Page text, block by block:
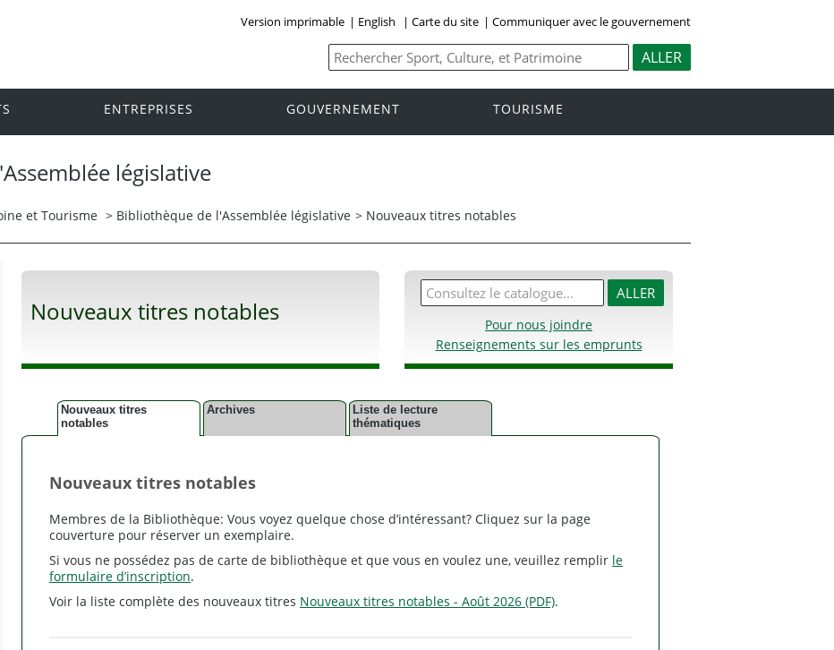
Version imprimable | English | Carte du site | Communiquer avec le gouvernement
ENTREPRISES GOUVERNEMENT TOURISME
législative
et Tourisme > Bibliothèque de l'Assemblée législative > Nouveaux titres notables
Nouveaux titres notables
Pour nous joindre
Renseignements sur les emprunts
Nouveaux titres
notables
Archives
Liste de lecture
thématiques
Nouveaux titres notables
Membres de la Bibliothèque: Vous voyez quelque chose d’intéressant? Cliquez sur la page
couverture pour réserver un exemplaire.
Si vous ne possédez pas de carte de bibliothèque et que vous en voulez une, veuillez remplir le
formulaire d’inscription.
Voir la liste complète des nouveaux titres Nouveaux titres notables - Août 2026 (PDF).